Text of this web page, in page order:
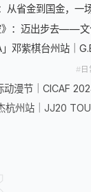
从省金到国金，一
》：迈出步去——
」邓紫棋台州站｜
动漫节｜CICAF
杭州站｜JJ20